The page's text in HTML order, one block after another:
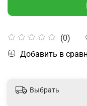
(0)
Добавить в
Выбрать